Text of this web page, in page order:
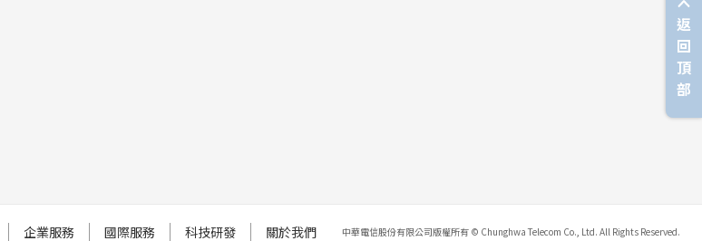
企業服務 國際服務 科技研發 關於我們 中華電信股份有限公司版權所有 © Chunghwa Telecom Co., Ltd. All Rights Reserved.
返
回
頂
部